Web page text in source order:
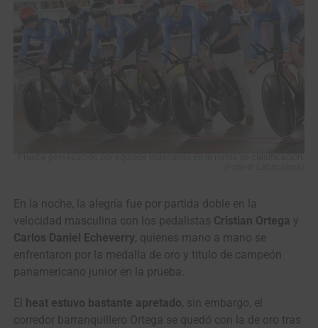
En la noche, la alegría fue por partida doble en la
velocidad masculina con los pedalistas Cristian Ortega y
Carlos Daniel Echeverry, quienes mano a mano se
enfrentaron por la medalla de oro y titulo de campeón
panamericano junior en la prueba.
El heat estuvo bastante apretado, sin embargo, el
corredor barranquillero Ortega se quedó con la de oro tras